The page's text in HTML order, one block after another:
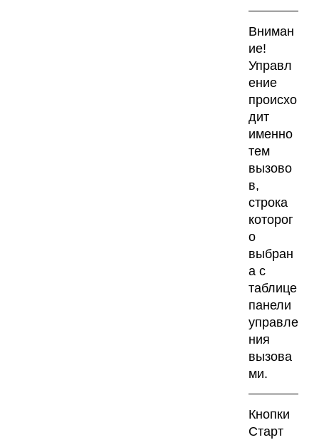
Вниман
ие!
Управл
ение
происхо
дит
именно
тем
вызово
в,
строка
которог
о
выбран
а с
таблице
панели
управле
ния
вызова
ми.
Кнопки
Старт